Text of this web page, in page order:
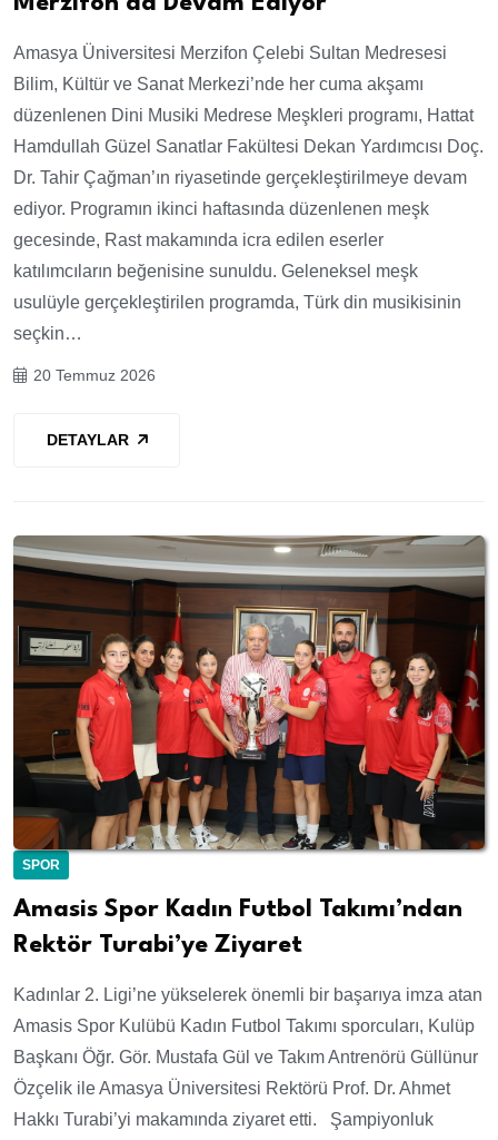
Amasya Üniversitesi Merzifon Çelebi Sultan Medresesi
Bilim, Kültür ve Sanat Merkezi’nde her cuma akşamı
düzenlenen Dini Musiki Medrese Meşkleri programı, Hattat
Hamdullah Güzel Sanatlar Fakültesi Dekan Yardımcısı Doç.
Dr. Tahir Çağman’ın riyasetinde gerçekleştirilmeye devam
ediyor. Programın ikinci haftasında düzenlenen meşk
gecesinde, Rast makamında icra edilen eserler
katılımcıların beğenisine sunuldu. Geleneksel meşk
usulüyle gerçekleştirilen programda, Türk din musikisinin
seçkin…
20 Temmuz 2026
DETAYLAR
SPOR
Amasis Spor Kadın Futbol Takımı’ndan
Rektör Turabi’ye Ziyaret
Kadınlar 2. Ligi’ne yükselerek önemli bir başarıya imza atan
Amasis Spor Kulübü Kadın Futbol Takımı sporcuları, Kulüp
Başkanı Öğr. Gör. Mustafa Gül ve Takım Antrenörü Güllünur
Özçelik ile Amasya Üniversitesi Rektörü Prof. Dr. Ahmet
Hakkı Turabi’yi makamında ziyaret etti. Şampiyonluk